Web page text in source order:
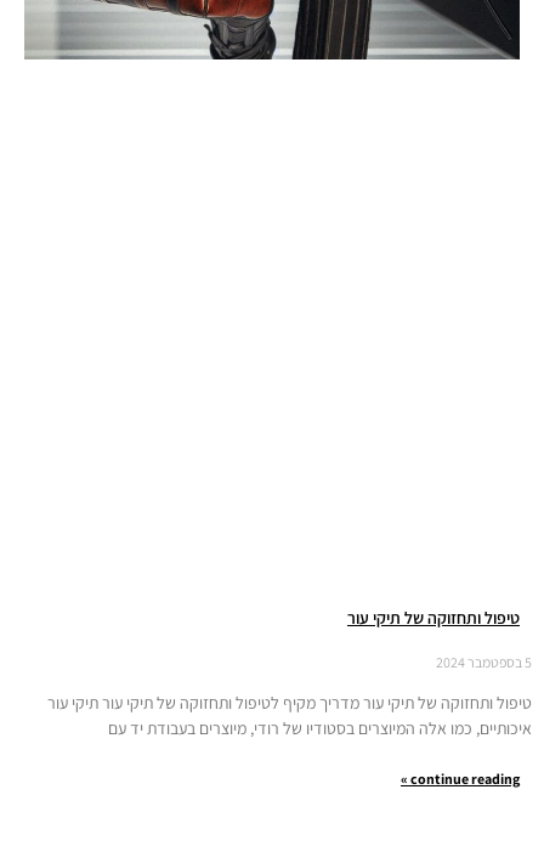
טיפול ותחזוקה של תיקי עור
5 בספטמבר 2024
טיפול ותחזוקה של תיקי עור מדריך מקיף לטיפול ותחזוקה של תיקי עור תיקי עור
איכותיים, כמו אלה המיוצרים בסטודיו של רודי, מיוצרים בעבודת יד עם
continue reading »